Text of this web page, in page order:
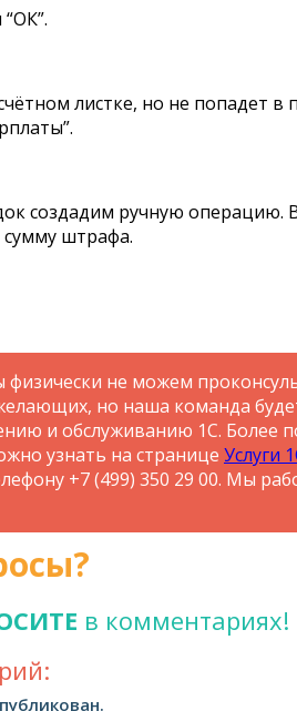
листке, но не попадет в
создадим ручную операцию.
сумму штрафа.
не можем
но наша команда
и обслуживанию 1С. Более
узнать на странице Услуги
+7 (499) 350 29 00. Мы
в комментариях!